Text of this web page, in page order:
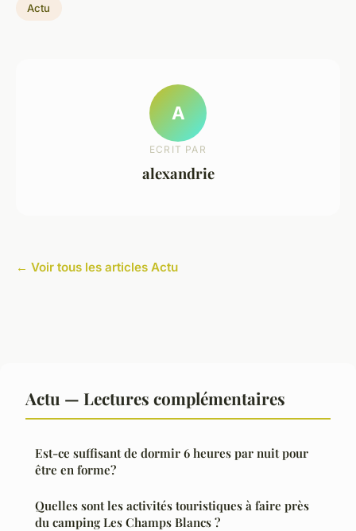
Actu
A
ECRIT PAR
alexandrie
← Voir tous les articles Actu
Actu — Lectures complémentaires
Est-ce suffisant de dormir 6 heures par nuit pour
être en forme?
Quelles sont les activités touristiques à faire près
du camping Les Champs Blancs ?